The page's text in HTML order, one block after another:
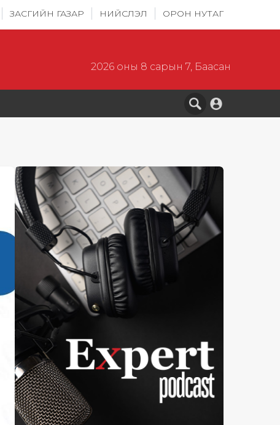
ЗАСГИЙН ГАЗАР НИЙСЛЭЛ ОРОН НУТАГ
2026 оны 8 сарын 7, Баасан